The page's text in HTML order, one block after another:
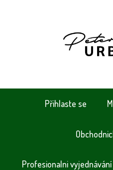
Přihlaste se
Profesionalni vyjednávání